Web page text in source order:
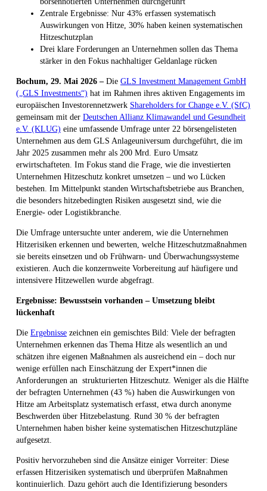
Zentrale Ergebnisse: Nur 43% erfassen systematisch
Auswirkungen von Hitze, 30% haben keinen systematischen
Hitzeschutzplan
Drei klare Forderungen an Unternehmen sollen das Thema
stärker in den Fokus nachhaltiger Geldanlage rücken
Bochum, 29. Mai 2026 – Die GLS Investment Management GmbH
(„GLS Investments“) hat im Rahmen ihres aktiven Engagements im
europäischen Investorennetzwerk Shareholders for Change e.V. (SfC)
gemeinsam mit der Deutschen Allianz Klimawandel und Gesundheit
e.V. (KLUG) eine umfassende Umfrage unter 22 börsengelisteten
Unternehmen aus dem GLS Anlageuniversum durchgeführt, die im
Jahr 2025 zusammen mehr als 200 Mrd. Euro Umsatz
erwirtschafteten. Im Fokus stand die Frage, wie die investierten
Unternehmen Hitzeschutz konkret umsetzen – und wo Lücken
bestehen. Im Mittelpunkt standen Wirtschaftsbetriebe aus Branchen,
die besonders hitzebedingten Risiken ausgesetzt sind, wie die
Energie- oder Logistikbranche.
Die Umfrage untersuchte unter anderem, wie die Unternehmen
Hitzerisiken erkennen und bewerten, welche Hitzeschutzmaßnahmen
sie bereits einsetzen und ob Frühwarn- und Überwachungssysteme
existieren. Auch die konzernweite Vorbereitung auf häufigere und
intensivere Hitzewellen wurde abgefragt.
Ergebnisse: Bewusstsein vorhanden – Umsetzung bleibt
lückenhaft
Die Ergebnisse zeichnen ein gemischtes Bild: Viele der befragten
Unternehmen erkennen das Thema Hitze als wesentlich an und
schätzen ihre eigenen Maßnahmen als ausreichend ein – doch nur
wenige erfüllen nach Einschätzung der Expert*innen die
Anforderungen an strukturierten Hitzeschutz. Weniger als die Hälfte
der befragten Unternehmen (43 %) haben die Auswirkungen von
Hitze am Arbeitsplatz systematisch erfasst, etwa durch anonyme
Beschwerden über Hitzebelastung. Rund 30 % der befragten
Unternehmen haben bisher keine systematischen Hitzeschutzpläne
aufgesetzt.
Positiv hervorzuheben sind die Ansätze einiger Vorreiter: Diese
erfassen Hitzerisiken systematisch und überprüfen Maßnahmen
kontinuierlich. Dazu gehört auch die Identifizierung besonders